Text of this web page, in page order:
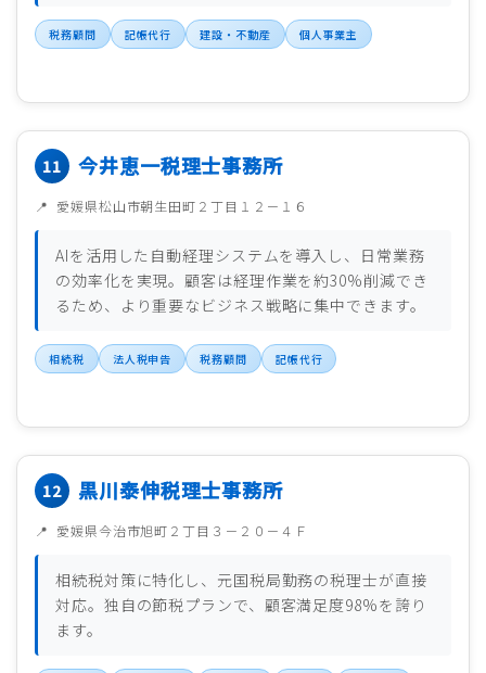
税務顧問 記帳代行 建設・不動産 個人事業主
今井恵一税理士事務所
愛媛県松山市朝生田町２丁目１２－１６
AIを活用した自動経理システムを導入し、日常業務
の効率化を実現。顧客は経理作業を約30%削減でき
るため、より重要なビジネス戦略に集中できます。
相続税 法人税申告 税務顧問 記帳代行
黒川泰伸税理士事務所
愛媛県今治市旭町２丁目３－２０－４Ｆ
相続税対策に特化し、元国税局勤務の税理士が直接
対応。独自の節税プランで、顧客満足度98%を誇り
ます。